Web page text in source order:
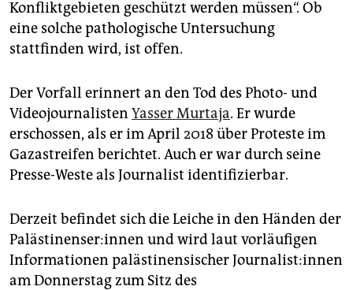
Konfliktgebieten geschützt werden müssen“. Ob
eine solche pathologische Untersuchung
stattfinden wird, ist offen.
Der Vorfall erinnert an den Tod des Photo- und
Videojournalisten Yasser Murtaja. Er wurde
erschossen, als er im April 2018 über Proteste im
Gazastreifen berichtet. Auch er war durch seine
Presse-Weste als Journalist identifizierbar.
Derzeit befindet sich die Leiche in den Händen der
Pa­läs­ti­nen­se­r:in­nen und wird laut vorläufigen
Informationen palästinensischer Jour­na­lis­t:in­nen
am Donnerstag zum Sitz des